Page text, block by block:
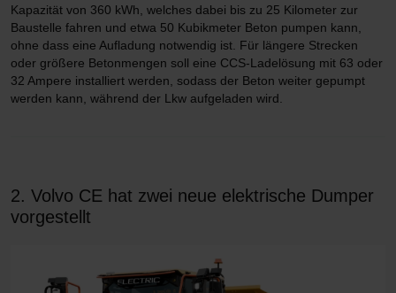
Kapazität von 360 kWh, welches dabei bis zu 25 Kilometer zur
Baustelle fahren und etwa 50 Kubikmeter Beton pumpen kann,
ohne dass eine Aufladung notwendig ist. Für längere Strecken
oder größere Betonmengen soll eine CCS-Ladelösung mit 63 oder
32 Ampere installiert werden, sodass der Beton weiter gepumpt
werden kann, während der Lkw aufgeladen wird.
2. Volvo CE hat zwei neue elektrische Dumper
vorgestellt